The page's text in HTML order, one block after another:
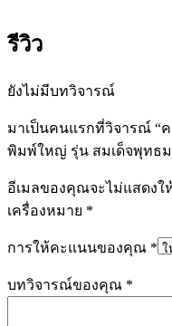
รีวิว
ยังไม่มีบทวิจารณ์
มาเป็นคนแรกที่วิจารณ์ “
พิมพ์ใหญ่ รุ่น สมเด็จพุทธ
อีเมลของคุณจะไม่แสดงใ
เครื่องหมาย *
การให้คะแนนของคุณ *
บทวิจารณ์ของคุณ *